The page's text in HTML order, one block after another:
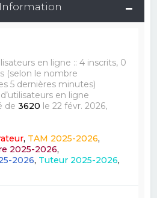
Information
en ligne :: 4 inscrits, 0
(selon le nombre
5 dernières minutes)
en ligne
de3620 le 22 févr. 2026,
, TAM 2025-2026,
2025-2026,
2026, Tuteur 2025-2026,